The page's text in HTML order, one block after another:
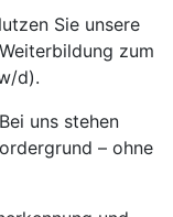
Sie unsere
zum
d).
Bei uns stehen
– ohne